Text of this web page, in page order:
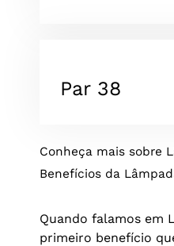
Par 38
Conheça mais sobre
Benefícios da
Quando falamos em
primeiro benefício